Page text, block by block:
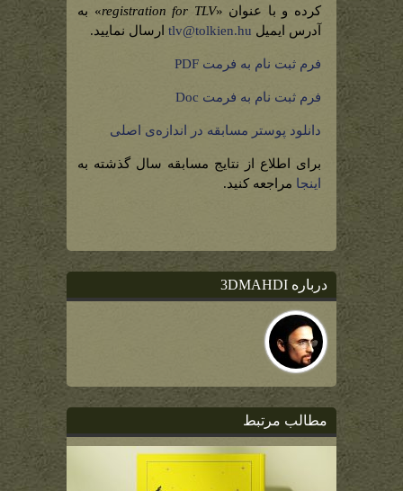
کرده و با عنوان «registration for TLV» به
آدرس ایمیل tlv@tolkien.hu ارسال نمایید.
فرم ثبت نام به فرمت PDF
فرم ثبت نام به فرمت Doc
دانلود پوستر مسابقه در اندازه‌ی اصلی
برای اطلاع از نتایج مسابقه سال گذشته به
اینجا مراجعه کنید.
درباره 3DMAHDI
مطالب مرتبط